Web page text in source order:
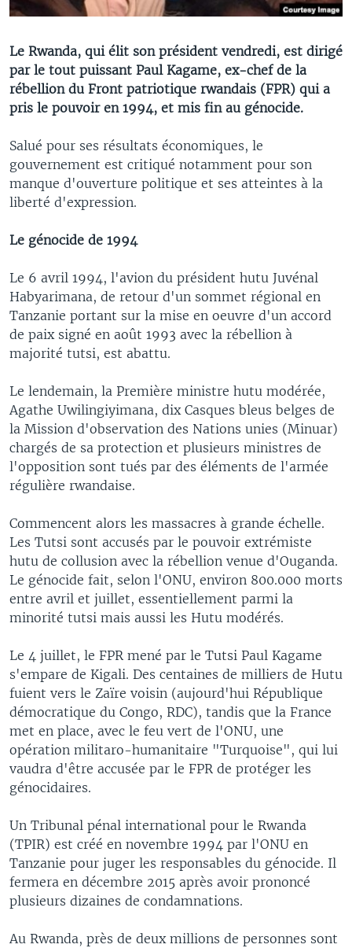
Le Rwanda, qui élit son président vendredi, est dirigé
par le tout puissant Paul Kagame, ex-chef de la
rébellion du Front patriotique rwandais (FPR) qui a
pris le pouvoir en 1994, et mis fin au génocide.
Salué pour ses résultats économiques, le
gouvernement est critiqué notamment pour son
manque d'ouverture politique et ses atteintes à la
liberté d'expression.
Le génocide de 1994
Le 6 avril 1994, l'avion du président hutu Juvénal
Habyarimana, de retour d'un sommet régional en
Tanzanie portant sur la mise en oeuvre d'un accord
de paix signé en août 1993 avec la rébellion à
majorité tutsi, est abattu.
Le lendemain, la Première ministre hutu modérée,
Agathe Uwilingiyimana, dix Casques bleus belges de
la Mission d'observation des Nations unies (Minuar)
chargés de sa protection et plusieurs ministres de
l'opposition sont tués par des éléments de l'armée
régulière rwandaise.
Commencent alors les massacres à grande échelle.
Les Tutsi sont accusés par le pouvoir extrémiste
hutu de collusion avec la rébellion venue d'Ouganda.
Le génocide fait, selon l'ONU, environ 800.000 morts
entre avril et juillet, essentiellement parmi la
minorité tutsi mais aussi les Hutu modérés.
Le 4 juillet, le FPR mené par le Tutsi Paul Kagame
s'empare de Kigali. Des centaines de milliers de Hutu
fuient vers le Zaïre voisin (aujourd'hui République
démocratique du Congo, RDC), tandis que la France
met en place, avec le feu vert de l'ONU, une
opération militaro-humanitaire "Turquoise", qui lui
vaudra d'être accusée par le FPR de protéger les
génocidaires.
Un Tribunal pénal international pour le Rwanda
(TPIR) est créé en novembre 1994 par l'ONU en
Tanzanie pour juger les responsables du génocide. Il
fermera en décembre 2015 après avoir prononcé
plusieurs dizaines de condamnations.
Au Rwanda, près de deux millions de personnes sont